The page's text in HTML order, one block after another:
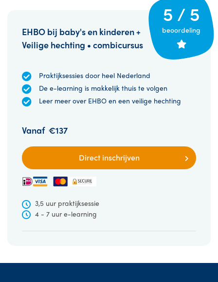
5 / 5
beoordeling
EHBO bij baby's en kinderen +
Veilige hechting • combicursus
Praktijksessies door heel Nederland
De e-learning is makkelijk thuis te volgen
Leer meer over EHBO en een veilige hechting
Vanaf €137
Direct inschrijven
3,5 uur praktijksessie
4 - 7 uur e-learning